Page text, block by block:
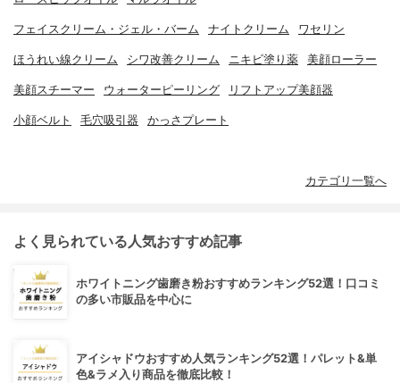
フェイスクリーム・ジェル・バーム ナイトクリーム ワセリン
ほうれい線クリーム シワ改善クリーム ニキビ塗り薬 美顔ローラー
美顔スチーマー ウォーターピーリング リフトアップ美顔器
小顔ベルト 毛穴吸引器 かっさプレート
カテゴリ一覧へ
よく見られている人気おすすめ記事
ホワイトニング歯磨き粉おすすめランキング52選！口コミ
の多い市販品を中心に
アイシャドウおすすめ人気ランキング52選！パレット&単
色&ラメ入り商品を徹底比較！